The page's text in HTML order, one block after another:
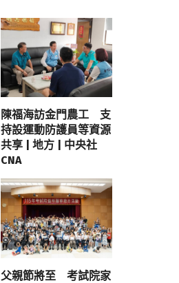
陳福海訪金門農工 支
持設運動防護員等資源
共享 | 地方 | 中央社
CNA
父親節將至 考試院家